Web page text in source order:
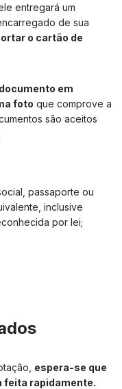
entregará um
de sua
o cartão de
em
foto que comprove a
são aceitos
passaporte ou
inclusive
por lei;
espera-se que
feita rapidamente.